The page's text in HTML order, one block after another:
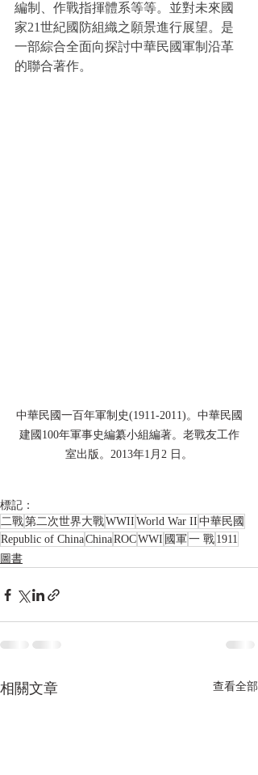
編制、作戰指揮體系等等。並對未來國
家21世紀國防組織之願景進行展望。是
一部綜合全面向探討中華民國軍制沿革
的聯合著作。
中華民國一百年軍制史(1911-2011)。中華民國
建國100年軍事史編纂小組編著。老戰友工作
室出版。2013年1月2 日。
標記：
二戰第二次世界大戰WWII World War II 中華民國
Republic of ChinaChinaROCWWI 國軍一 戰 1911
圖書
相關文章 查看全部